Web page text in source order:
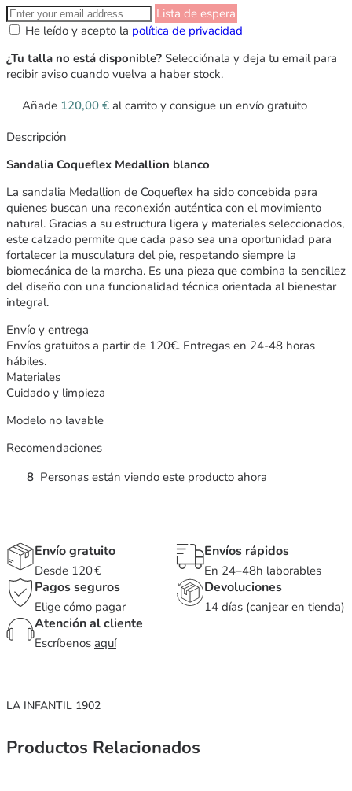
Lista de espera
He leído y acepto la política de privacidad
¿Tu talla no está disponible? Selecciónala y deja tu email para
recibir aviso cuando vuelva a haber stock.
Añade 120,00 € al carrito y consigue un envío gratuito
Descripción
Sandalia Coqueflex Medallion blanco
La sandalia Medallion de Coqueflex ha sido concebida para
quienes buscan una reconexión auténtica con el movimiento
natural. Gracias a su estructura ligera y materiales seleccionados,
este calzado permite que cada paso sea una oportunidad para
fortalecer la musculatura del pie, respetando siempre la
biomecánica de la marcha. Es una pieza que combina la sencillez
del diseño con una funcionalidad técnica orientada al bienestar
integral.
Envío y entrega
Envíos gratuitos a partir de 120€. Entregas en 24-48 horas
hábiles.
Materiales
Cuidado y limpieza
Modelo no lavable
Recomendaciones
8 Personas están viendo este producto ahora
Envío gratuito
Desde 120 €
Envíos rápidos
En 24–48h laborables
Pagos seguros
Elige cómo pagar
Devoluciones
14 días (canjear en tienda)
Atención al cliente
Escríbenos aquí
LA INFANTIL 1902
Productos Relacionados